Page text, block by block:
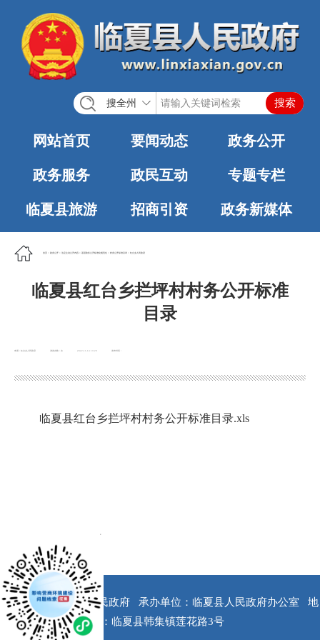
搜全州
网站首页 要闻动态 政务公开
政务服务 政民互动 专题专栏
临夏县旅游 招商引资 政务新媒体
首页 政务公开 法定主动公开内容 基层政务公开标准化规范化 村务公开标准目录 红台乡人民政府
临夏县红台乡拦坪村村务公开标准
目录
浏览次数： 发布时间：
2022-11-14 13:29
临夏县红台乡拦坪村村务公开标准目录.xls
版权所有：临夏县人民政府 承办单位：临夏县人民政府办公室
地
址：临夏县韩集镇莲花路3号
x